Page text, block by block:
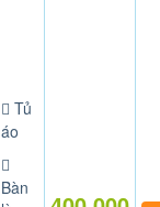
Tủ
áo
Bàn